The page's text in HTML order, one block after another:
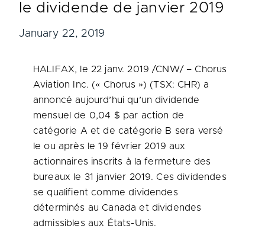
le dividende de janvier 2019
January 22, 2019
HALIFAX, le 22 janv. 2019 /CNW/ – Chorus
Aviation Inc. (« Chorus ») (TSX: CHR) a
annoncé aujourd’hui qu’un dividende
mensuel de 0,04 $ par action de
catégorie A et de catégorie B sera versé
le ou après le 19 février 2019 aux
actionnaires inscrits à la fermeture des
bureaux le 31 janvier 2019. Ces dividendes
se qualifient comme dividendes
déterminés auCanada et dividendes
admissibles aux États-Unis.